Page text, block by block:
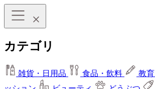
カテゴリ
雑貨・日用品 食品・飲料 教育